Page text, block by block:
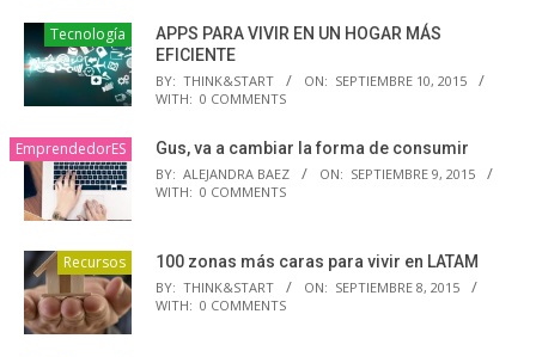
Tecnología
APPS PARA VIVIR EN UN HOGAR MÁS
EFICIENTE
BY: THINK&START ON: SEPTIEMBRE 10, 2015
WITH: 0 COMMENTS
EmprendedorES Gus, va a cambiar la forma de consumir
BY: ALEJANDRA BAEZ ON: SEPTIEMBRE 9, 2015
WITH: 0 COMMENTS
Recursos 100 zonas más caras para vivir en LATAM
BY: THINK&START ON: SEPTIEMBRE 8, 2015
WITH: 0 COMMENTS